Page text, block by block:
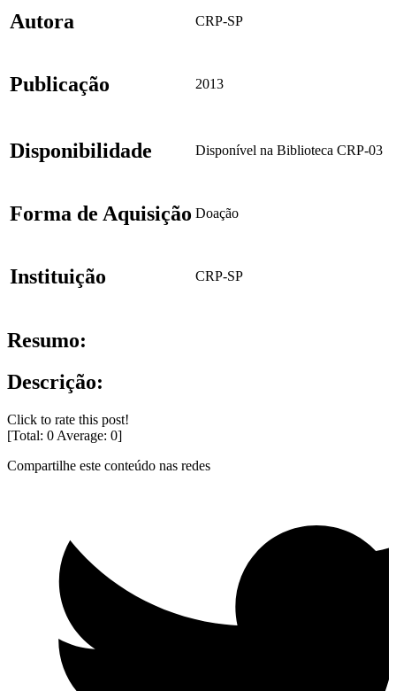
Autora CRP-SP
Publicação 2013
Disponibilidade Disponível na Biblioteca CRP-03
Forma de Aquisição Doação
Instituição CRP-SP
Resumo:
Descrição:
Click to rate this post!
[Total: 0 Average: 0]
Compartilhe este conteúdo nas redes